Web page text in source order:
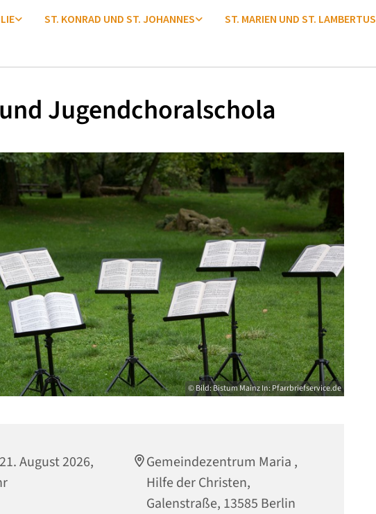
ST. KONRAD UND ST. JOHANNES ST. MARIEN UND ST. LAMBERTUS
Jugendchoralschola
© Bild: Bistum Mainz In: Pfarrbriefservice.de
August 2026,
Gemeindezentrum Maria ,
Hilfe der Christen,
Galenstraße, 13585 Berlin